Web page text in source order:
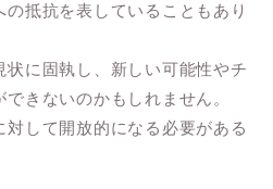
抵抗を表していることもあり
状に固執し、新しい可能性やチ
きないのかもしれません。
して開放的になる必要がある